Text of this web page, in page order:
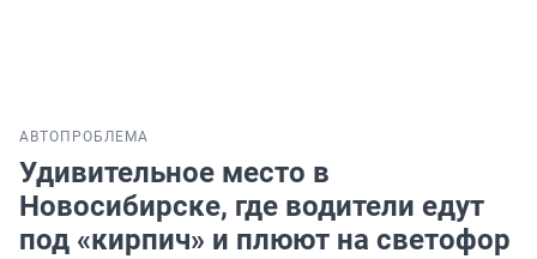
АВТО ПРОБЛЕМА
Удивительное место в
Новосибирске, где водители едут
под «кирпич» и плюют на светофор